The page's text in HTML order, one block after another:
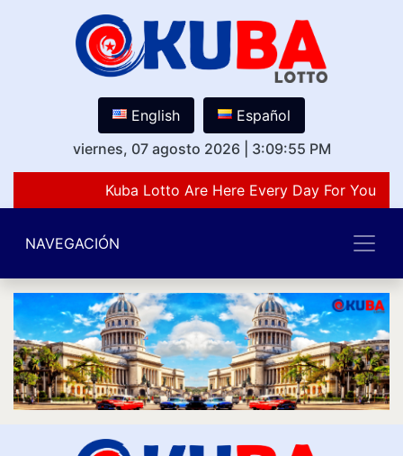
English
Español
viernes, 07 agosto 2026
3:09:55 PM
Kuba Lotto Are Here Every Day For You
NAVEGACIÓN